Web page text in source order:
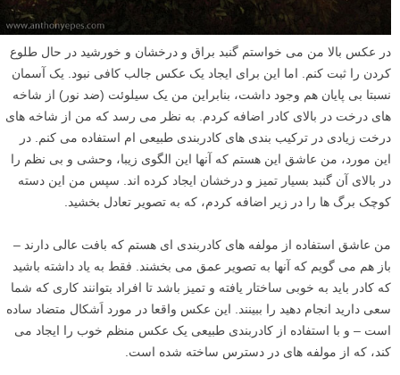
در عکس بالا من می خواستم گنبد براق و درخشان و خورشید در حال طلوع
کردن را ثبت کنم. اما این برای ایجاد یک عکس جالب کافی نبود. یک آسمان
نسبتا بی پایان هم وجود داشت، بنابراین من یک سیلوئت (ضد نور) از شاخه
های درخت در بالای کادر اضافه کردم. به نظر می رسد که من از شاخه های